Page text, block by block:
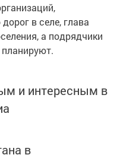
в селе, глава
а подрядчики
и интересным в
в